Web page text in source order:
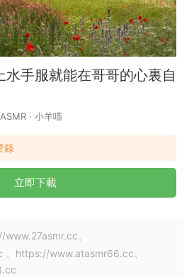
手服就能在哥哥的心裏自
· 小羊喵
錄
立即下載
、
https://www.atasmr66.cc、